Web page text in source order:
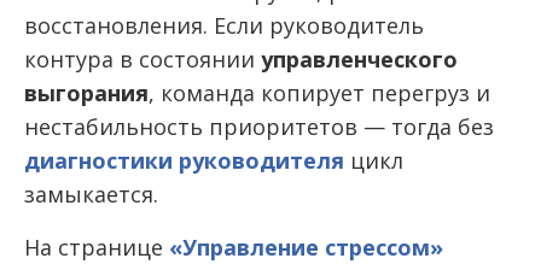
восстановления. Если руководитель
контура в состоянии управленческого
выгорания, команда копирует перегруз и
нестабильность приоритетов — тогда без
диагностики руководителя цикл
замыкается.
На странице «Управление стрессом»